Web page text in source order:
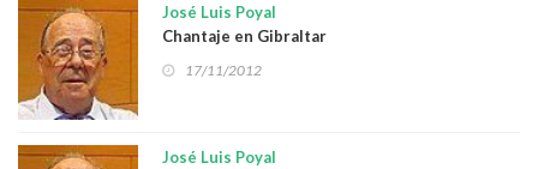
José Luis Poyal
Chantaje en Gibraltar
17/11/2012
José Luis Poyal